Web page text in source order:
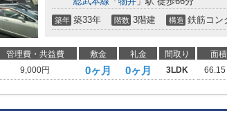
築年 築33年 階数 3階建 構造 鉄筋コン
管理費・共益費 敷金 礼金 間取り 面積
9,000円 0ヶ月 0ヶ月 3LDK 66.15